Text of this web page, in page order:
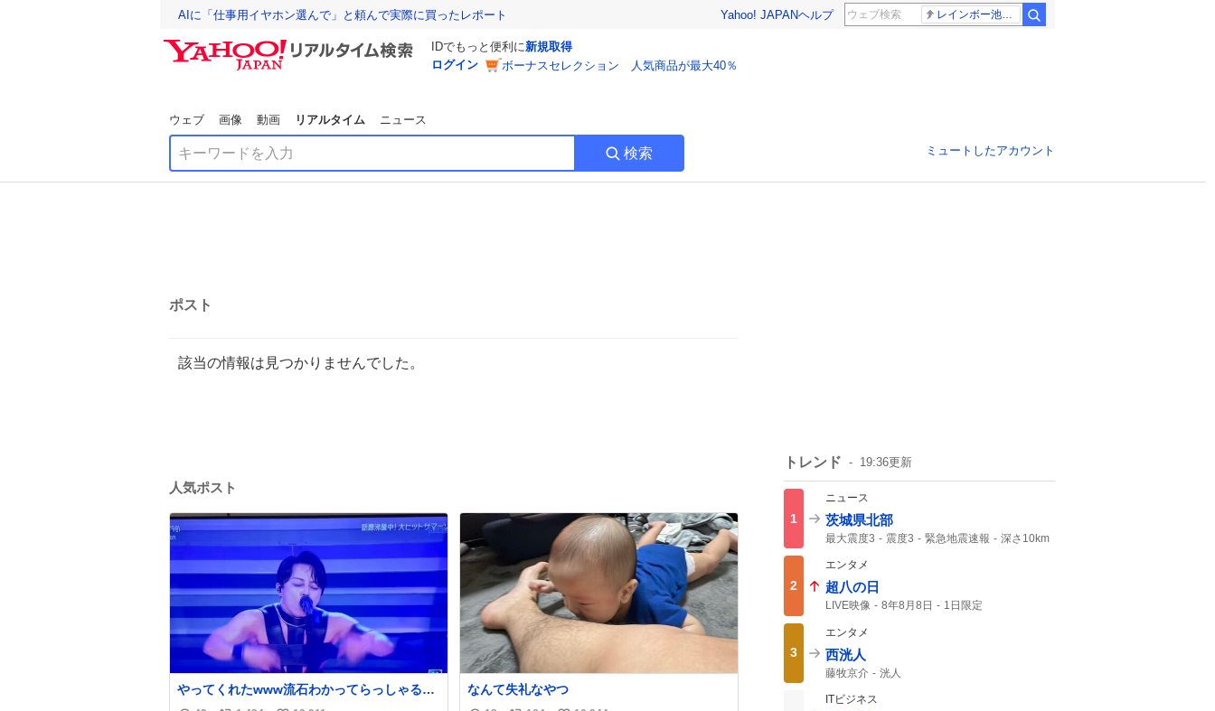
AIに「仕事用イヤホン選んで」と頼んで実際に買ったレポート Yahoo! JAPANヘルプ レインボー池田 佐藤佳奈アナ
IDでもっと便利に新規取得
ログイン
ボーナスセレクション 人気商品が最大40％
ウェブ 画像 動画 リアルタイム ニュース
検索 ミュートしたアカウント
ポスト
該当の情報は見つかりませんでした。
人気ポスト
やってくれたwww流石わかってらっしゃる🤣
🤣🤣 #Mステ #西川貴教
なんて失礼なやつ
トレンド 19:36更新
1
ニュース
茨城県北部
最大震度3 震度3 緊急地震速報
深さ10km
地震情報
2
エンタメ
超八の日
LIVE映像 8年8月8日 1日限定
3
エンタメ
西洸人
藤牧京介 洸人
ITビジネス